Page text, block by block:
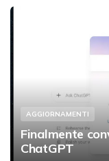
AGGIORNAMENTI
Finalmente
ChatGPT